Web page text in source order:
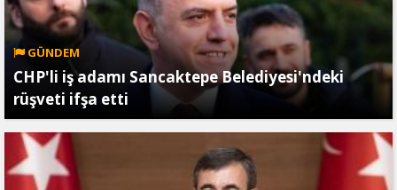
GÜNDEM
CHP'li iş adamı Sancaktepe Belediyesi'ndeki
rüşveti ifşa etti